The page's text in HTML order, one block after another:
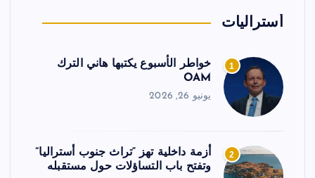
أستراليات
1
خواطر الأسبوع يكتبها هاني الترك
OAM
يونيو 26, 2026
2
أزمة داخلية تهز “تراث جنوب أستراليا”
وتفتح باب التساؤلات حول مستقبله